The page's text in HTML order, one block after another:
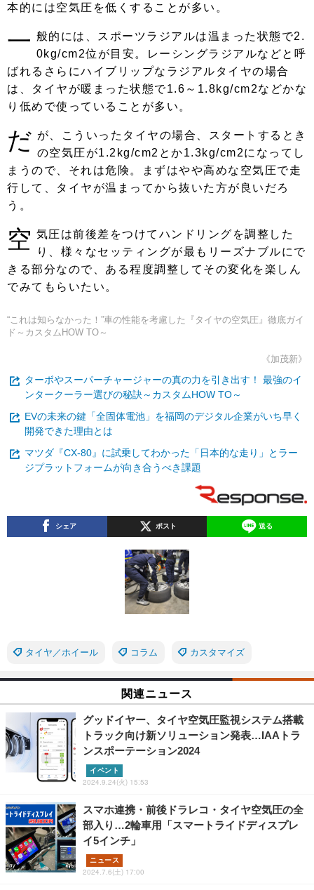
本的には空気圧を低くすることが多い。
一 般的には、スポーツラジアルは温まった状態で2.
0kg/cm2位が目安。レーシングラジアルなどと呼
ばれるさらにハイブリップなラジアルタイヤの場合
は、タイヤが暖まった状態で1.6～1.8kg/cm2などかな
り低めで使っていることが多い。
だ が、こういったタイヤの場合、スタートするとき
の空気圧が1.2kg/cm2とか1.3kg/cm2になってし
まうので、それは危険。まずはやや高めな空気圧で走
行して、タイヤが温まってから抜いた方が良いだろ
う。
空 気圧は前後差をつけてハンドリングを調整した
り、様々なセッティングが最もリーズナブルにで
きる部分なので、ある程度調整してその変化を楽しん
でみてもらいたい。
“これは知らなかった！”車の性能を考慮した『タイヤの空気圧』徹底ガイ
ド～カスタムHOW TO～
《加茂新》
ターボやスーパーチャージャーの真の力を引き出す！ 最強のイ
ンタークーラー選びの秘訣～カスタムHOW TO～
EVの未来の鍵「全固体電池」を福岡のデジタル企業がいち早く
開発できた理由とは
マツダ『CX-80』に試乗してわかった「日本的な走り」とラー
ジプラットフォームが向き合うべき課題
シェア ポスト 送る
タイヤ／ホイール コラム カスタマイズ
関連ニュース
グッドイヤー、タイヤ空気圧監視システム搭載
トラック向け新ソリューション発表…IAAトラ
ンスポーテーション2024
イベント
2024.9.24(火) 15:53
スマホ連携・前後ドラレコ・タイヤ空気圧の全
部入り…2輪車用「スマートライドディスプレ
イ5インチ」
ニュース
2024.7.6(土) 17:00